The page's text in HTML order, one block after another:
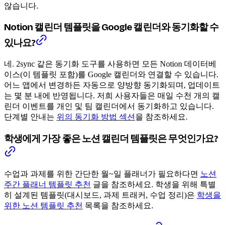
않습니다.
Notion 캘린더 템플릿을 Google 캘린더와 동기화할 수
있나요?
네. 2sync 같은 동기화 도구를 사용하면 모든 Notion 데이터베
이스(이 템플릿 포함)를 Google 캘린더와 연결할 수 있습니다.
어느 앱에서 변경하든 자동으로 양방향 동기화되며, 업데이트
는 몇 분 내에 반영됩니다. 저희 사용자들은 매일 수천 개의 캘
린더 이벤트를 개인 및 팀 캘린더에서 동기화하고 있습니다.
단계별 안내는 위의 동기화 방법 섹션 을 참조하세요.
학생에게 가장 좋은 노션 캘린더 템플릿은 무엇인가요?
수업과 과제를 위한 간단한 월~일 플래너가 필요하다면 노션
주간 플래너 템플릿 추천 글을 참조하세요. 학생을 위해 특별
히 설계된 템플릿(대시보드, 과제 트래커, 수업 정리)은 학생을
위한 노션 템플릿 추천 목록을 참조하세요.